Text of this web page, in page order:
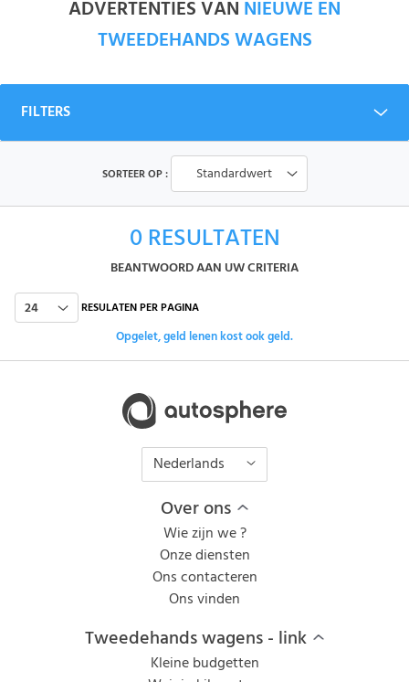
ADVERTENTIES VAN NIEUWE EN
TWEEDEHANDS WAGENS
FILTERS
0 RESULTATEN
BEANTWOORD AAN UW CRITERIA
SORTEER OP : Standardwert
24 RESULATEN PER PAGINA
Opgelet, geld lenen kost ook geld.
Nederlands
Over ons
Wie zijn we ?
Onze diensten
Ons contacteren
Ons vinden
Tweedehands wagens - link
Kleine budgetten